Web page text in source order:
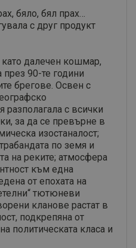
бяло, бял прах…
с друг продукт
далечен кошмар,
90-те години
брегове. Освен с
разполагала с всички
за да се превърне в
изостаналост;
по земя и
на реките; атмосфера
към една
от епохата на
тютюневи
кланове растат в
подкрепяна от
политическата класа и